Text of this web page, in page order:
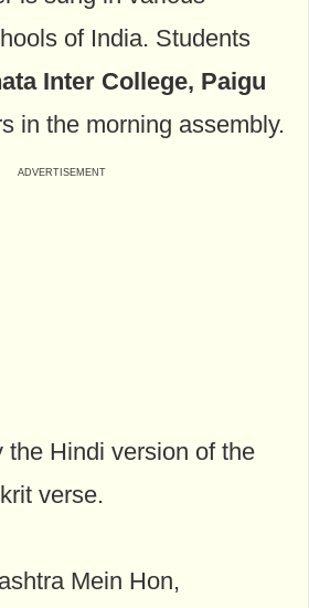
of India. Students
Inter College, Paigu
in the morning assembly.
the Hindi version of the
verse.
Mein Hon,